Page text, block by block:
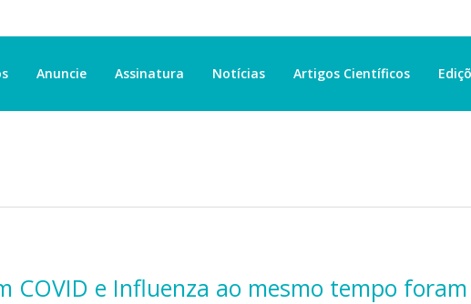
Anuncie Assinatura Notícias Artigos Científicos
COVID e Influenza ao mesmo tempo foram